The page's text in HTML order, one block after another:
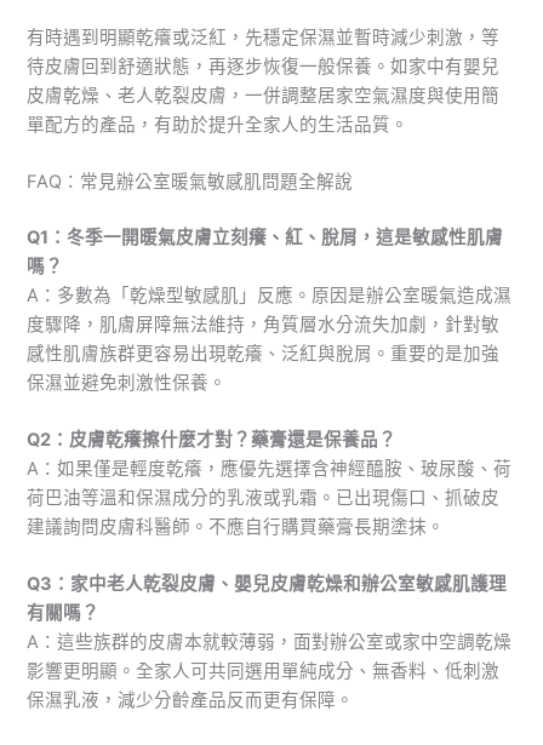
有時遇到明顯乾癢或泛紅，先穩定保濕並暫時減少刺激，等
待皮膚回到舒適狀態，再逐步恢復一般保養。如家中有嬰兒
皮膚乾燥、老人乾裂皮膚，一併調整居家空氣濕度與使用簡
單配方的產品，有助於提升全家人的生活品質。
FAQ：常見辦公室暖氣敏感肌問題全解說
Q1：冬季一開暖氣皮膚立刻癢、紅、脫屑，這是敏感性肌膚
嗎？
A：多數為「乾燥型敏感肌」反應。原因是辦公室暖氣造成濕
度驟降，肌膚屏障無法維持，角質層水分流失加劇，針對敏
感性肌膚族群更容易出現乾癢、泛紅與脫屑。重要的是加強
保濕並避免刺激性保養。
Q2：皮膚乾癢擦什麼才對？藥膏還是保養品？
A：如果僅是輕度乾癢，應優先選擇含神經醯胺、玻尿酸、荷
荷巴油等溫和保濕成分的乳液或乳霜。已出現傷口、抓破皮
建議詢問皮膚科醫師。不應自行購買藥膏長期塗抹。
Q3：家中老人乾裂皮膚、嬰兒皮膚乾燥和辦公室敏感肌護理
有關嗎？
A：這些族群的皮膚本就較薄弱，面對辦公室或家中空調乾燥
影響更明顯。全家人可共同選用單純成分、無香料、低刺激
保濕乳液，減少分齡產品反而更有保障。